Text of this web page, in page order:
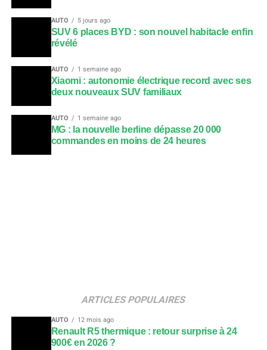
AUTO 5 jours ago
SUV 6 places BYD : son nouvel habitacle enfin
révélé
AUTO 1 semaine ago
Xiaomi : autonomie électrique record avec ses
deux nouveaux SUV familiaux
AUTO 1 semaine ago
MG : la nouvelle berline dépasse 20 000
commandes en moins de 24 heures
ARTICLES POPULAIRES
AUTO 12 mois ago
Renault R5 thermique : retour surprise à 24
900€ en 2026 ?